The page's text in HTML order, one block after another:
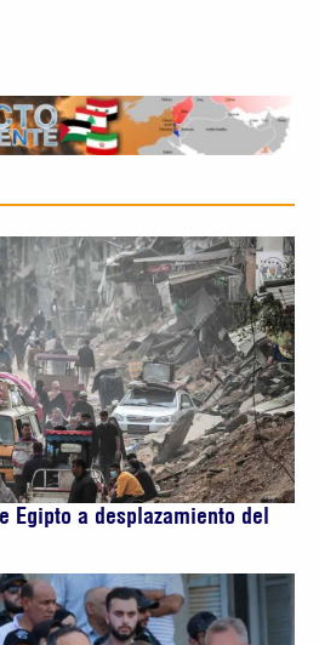
Egipto a desplazamiento del